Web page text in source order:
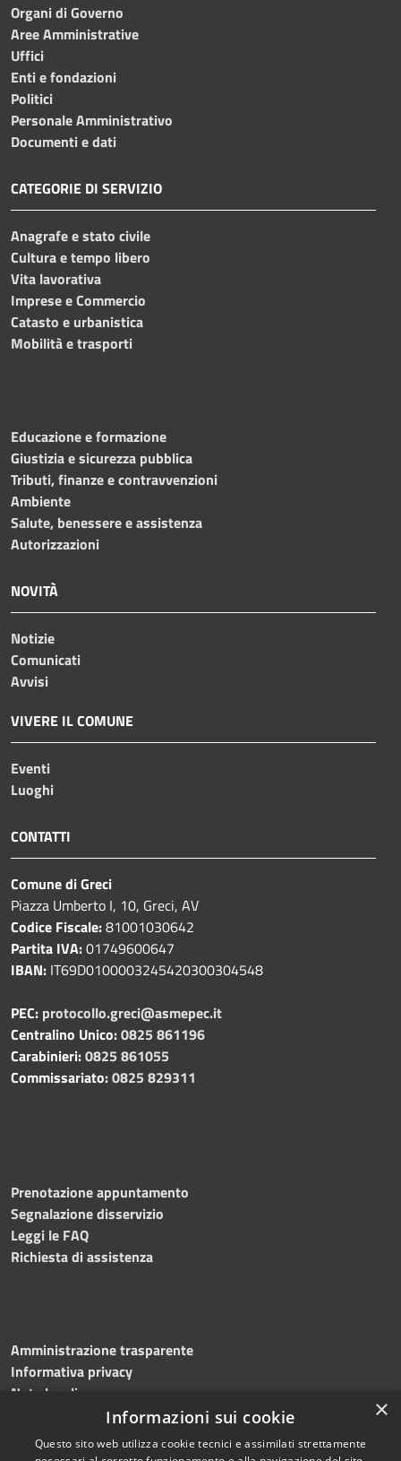
Organi di Governo
Aree Amministrative
Uffici
Enti e fondazioni
Politici
Personale Amministrativo
Documenti e dati
CATEGORIE DI SERVIZIO
Anagrafe e stato civile
Cultura e tempo libero
Vita lavorativa
Imprese e Commercio
Catasto e urbanistica
Mobilità e trasporti
Educazione e formazione
Giustizia e sicurezza pubblica
Tributi, finanze e contravvenzioni
Ambiente
Salute, benessere e assistenza
Autorizzazioni
NOVITÀ
Notizie
Comunicati
Avvisi
VIVERE IL COMUNE
Eventi
Luoghi
CONTATTI
Comune di Greci
Piazza Umberto I, 10, Greci, AV
Codice Fiscale:81001030642
Partita IVA:01749600647
IBAN: IT69D0100003245420300304548
PEC: protocollo.greci@asmepec.it
Centralino Unico:0825 861196
Carabinieri:0825 861055
Commissariato:0825 829311
Prenotazione appuntamento
Segnalazione disservizio
Leggi le FAQ
Richiesta di assistenza
Amministrazione trasparente
Informativa privacy
Note legali
Dichiarazione di accessibilità
×
Informazioni sui cookie
Questo sito web utilizza cookie tecnici e assimilati strettamente